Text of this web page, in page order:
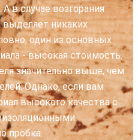
в случае возгорания
выделяет никаких
один из основных
- высокая стоимость.
значительно выше, чем
Однако, если вам
высокого качества с
пробка.